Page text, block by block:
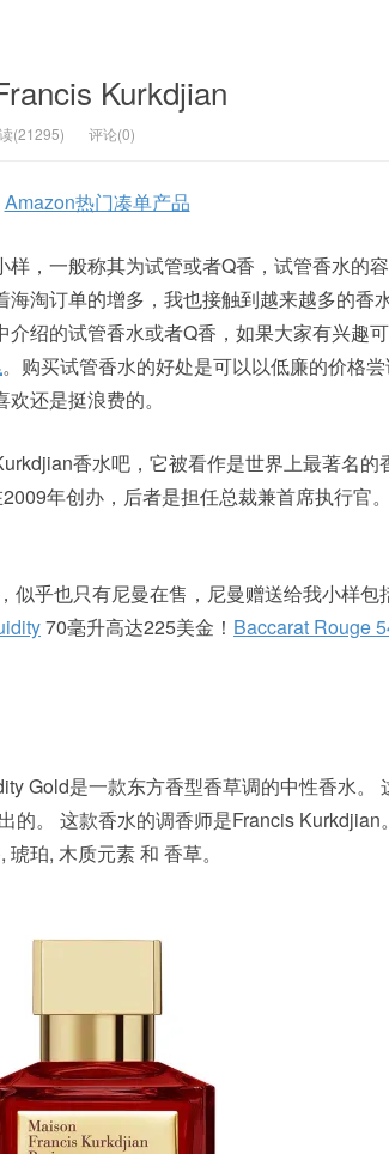
Kurkdjian
(21295) 评论(0)
Amazon热门凑单产品
，一般称其为试管或者Q香，试管香水的
淘订单的增多，我也接触到越来越多的香
绍的试管香水或者Q香，如果大家有兴趣
。购买试管香水的好处是可以以低廉的价格
还是挺浪费的。
香水吧，它被看作是世界上最著名的
年创办，后者是担任总裁兼首席执行官
似乎也只有尼曼在售，尼曼赠送给我小样包
70毫升高达225美金！ Baccarat Rouge
Gold是一款东方香型香草调的中性香水。
的。 这款香水的调香师是Francis Kurkdjian
珀, 木质元素 和 香草。